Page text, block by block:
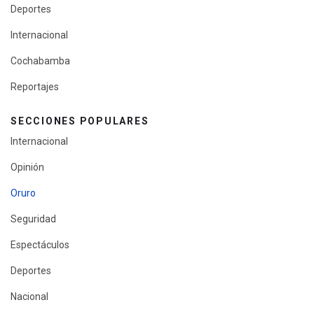
Deportes
Internacional
Cochabamba
Reportajes
SECCIONES POPULARES
Internacional
Opinión
Oruro
Seguridad
Espectáculos
Deportes
Nacional